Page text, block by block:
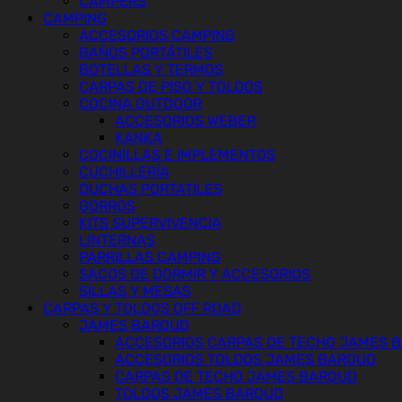
CAMPING
ACCESORIOS CAMPING
BAÑOS PORTÁTILES
BOTELLAS Y TERMOS
CARPAS DE PISO Y TOLDOS
COCINA OUTDOOR
ACCESORIOS WEBER
KANKA
COCINILLAS E IMPLEMENTOS
CUCHILLERÍA
DUCHAS PORTATILES
GORROS
KITS SUPERVIVENCIA
LINTERNAS
PARRILLAS CAMPING
SACOS DE DORMIR Y ACCESORIOS
SILLAS Y MESAS
CARPAS Y TOLDOS OFF ROAD
JAMES BAROUD
ACCESORIOS CARPAS DE TECHO JAMES
ACCESORIOS TOLDOS JAMES BAROUD
CARPAS DE TECHO JAMES BAROUD
TOLDOS JAMES BAROUD